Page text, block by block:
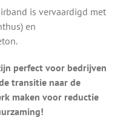
is vervaardigd met
en
perfect voor bedrijven
transitie naar de
maken voor reductie